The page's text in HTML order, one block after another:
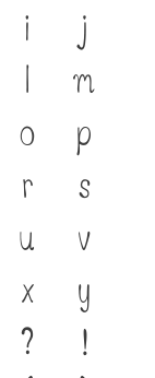
i
j
l
m
o
p
r
s
u
v
x
y
?
!